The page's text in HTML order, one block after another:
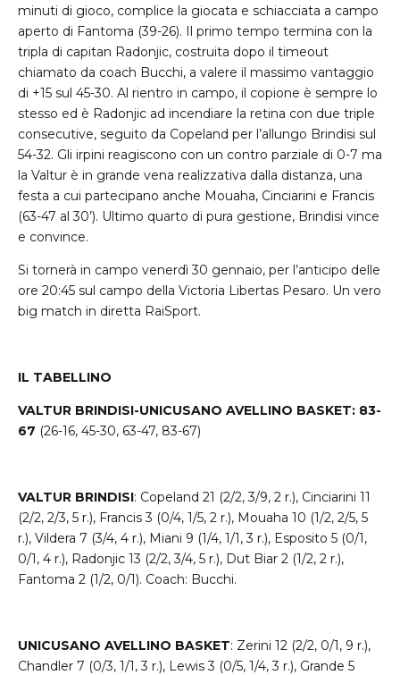
minuti di gioco, complice la giocata e schiacciata a campo
aperto di Fantoma (39-26). Il primo tempo termina con la
tripla di capitan Radonjic, costruita dopo il timeout
chiamato da coach Bucchi, a valere il massimo vantaggio
di +15 sul 45-30. Al rientro in campo, il copione è sempre lo
stesso ed è Radonjic ad incendiare la retina con due triple
consecutive, seguito da Copeland per l’allungo Brindisi sul
54-32. Gli irpini reagiscono con un contro parziale di 0-7 ma
la Valtur è in grande vena realizzativa dalla distanza, una
festa a cui partecipano anche Mouaha, Cinciarini e Francis
(63-47 al 30’). Ultimo quarto di pura gestione, Brindisi vince
e convince.
Si tornerà in campo venerdì 30 gennaio, per l’anticipo delle
ore 20:45 sul campo della Victoria Libertas Pesaro. Un vero
big match in diretta RaiSport.
IL TABELLINO
VALTUR BRINDISI-UNICUSANO AVELLINO BASKET: 83-
67 (26-16, 45-30, 63-47, 83-67)
VALTUR BRINDISI: Copeland 21 (2/2, 3/9, 2 r.), Cinciarini 11
(2/2, 2/3, 5 r.), Francis 3 (0/4, 1/5, 2 r.), Mouaha 10 (1/2, 2/5, 5
r.), Vildera 7 (3/4, 4 r.), Miani 9 (1/4, 1/1, 3 r.), Esposito 5 (0/1,
0/1, 4 r.), Radonjic 13 (2/2, 3/4, 5 r.), Dut Biar 2 (1/2, 2 r.),
Fantoma 2 (1/2, 0/1). Coach: Bucchi.
UNICUSANO AVELLINO BASKET: Zerini 12 (2/2, 0/1, 9 r.),
Chandler 7 (0/3, 1/1, 3 r.), Lewis 3 (0/5, 1/4, 3 r.), Grande 5